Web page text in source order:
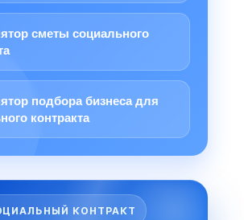
сметы социального
подбора бизнеса для
контракта
КОНТРАКТ